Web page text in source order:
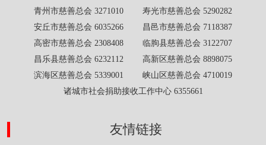
青州市慈善总会 3271010 寿光市慈善总会 5290282
安丘市慈善总会 6035266 昌邑市慈善总会 7118387
高密市慈善总会 2308408 临朐县慈善总会 3122707
昌乐县慈善总会 6232112 高新区慈善总会 8898075
滨海区慈善总会 5339001 峡山区慈善总会 4710019
诸城市社会捐助接收工作中心 6355661
友情链接